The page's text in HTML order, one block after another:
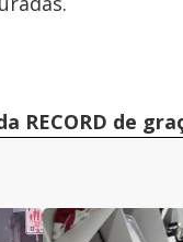
RECORD de